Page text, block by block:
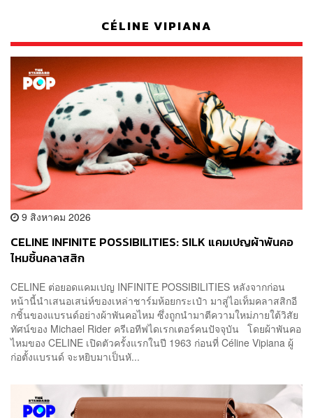
CÉLINE VIPIANA
9 สิงหาคม 2026
CELINE INFINITE POSSIBILITIES: SILK แคมเปญผ้าพันคอ
ไหมชิ้นคลาสสิก
CELINE ต่อยอดแคมเปญ INFINITE POSSIBILITIES หลังจากก่อน
หน้านี้นำเสนอเสน่ห์ของเหล่าชาร์มห้อยกระเป๋า มาสู่ไอเท็มคลาสสิกอี
กชิ้นของแบรนด์อย่างผ้าพันคอไหม ซึ่งถูกนำมาตีความใหม่ภายใต้วิสัย
ทัศน์ของ Michael Rider ครีเอทีฟไดเรกเตอร์คนปัจจุบัน โดยผ้าพันคอ
ไหมของ CELINE เปิดตัวครั้งแรกในปี 1963 ก่อนที่ Céline Vipiana ผู้
ก่อตั้งแบรนด์ จะหยิบมาเป็นหั...